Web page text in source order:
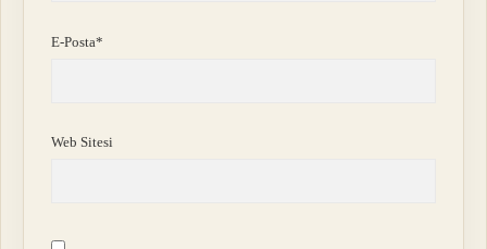
E-Posta*
Web Sitesi